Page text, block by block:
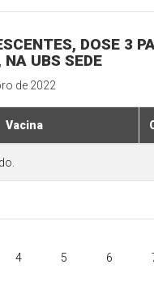
DOSE 3
UBS SEDE
de 2022
Vacina
4 5 6